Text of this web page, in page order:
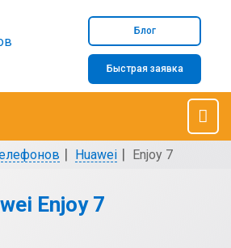
Блог
Быстрая заявка
Huawei Enjoy 7
Enjoy 7